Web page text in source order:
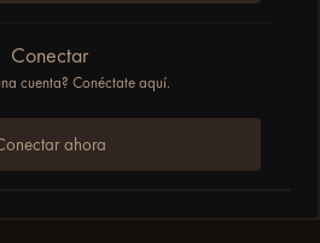
Conectar
cuenta? Conéctate aquí.
ahora